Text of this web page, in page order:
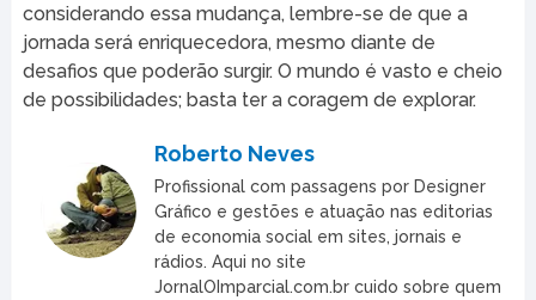
considerando essa mudança, lembre-se de que a
jornada será enriquecedora, mesmo diante de
desafios que poderão surgir. O mundo é vasto e cheio
de possibilidades; basta ter a coragem de explorar.
Roberto Neves
Profissional com passagens por Designer
Gráfico e gestões e atuação nas editorias
de economia social em sites, jornais e
rádios. Aqui no site
JornalOImparcial.com.br cuido sobre quem